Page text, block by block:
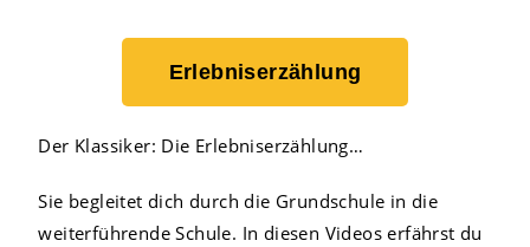
Erlebniserzählung
Der Klassiker: Die Erlebniserzählung…
Sie begleitet dich durch die Grundschule in die
weiterführende Schule. In diesen Videos erfährst du